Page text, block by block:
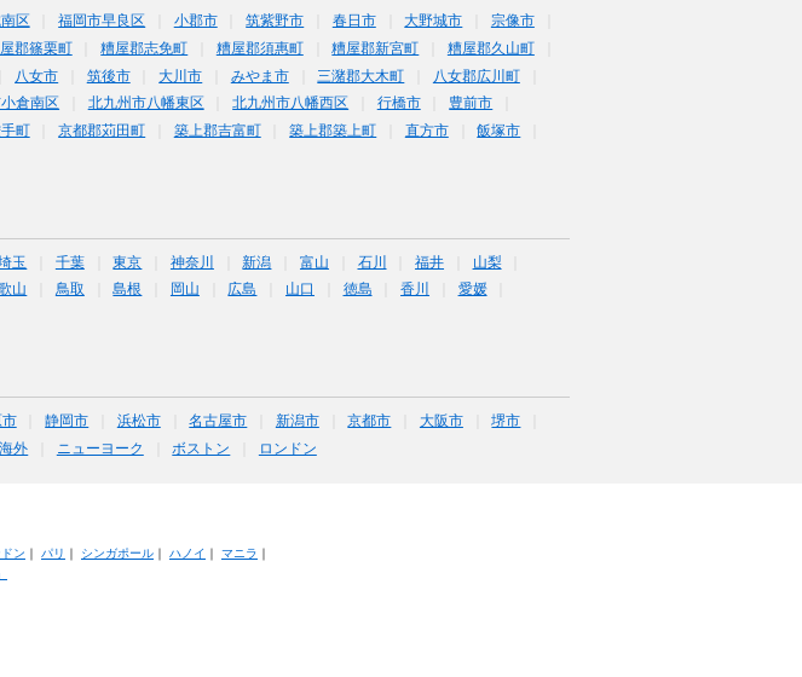
区 福岡市早良区 小郡市 筑紫野市 春日市 大野城市
宗像市
郡篠栗町 糟屋郡志免町 糟屋郡須惠町 糟屋郡新宮町
糟屋郡久山町
八女市 筑後市 大川市 みやま市 三潴郡大木町
八女郡広川町
倉南区 北九州市八幡東区 北九州市八幡西区 行橋市
豊前市
町 京都郡苅田町 築上郡吉富町 築上郡築上町 直方市
飯塚市
玉 千葉 東京 神奈川 新潟 富山 石川 福井
山梨
山 鳥取 島根 岡山 広島 山口 徳島 香川
愛媛
市 静岡市 浜松市 名古屋市 新潟市 京都市 大阪市
堺市
海外 ニューヨーク ボストン ロンドン
ン ｜ パリ ｜ シンガポール｜ ハノイ ｜ マニラ ｜